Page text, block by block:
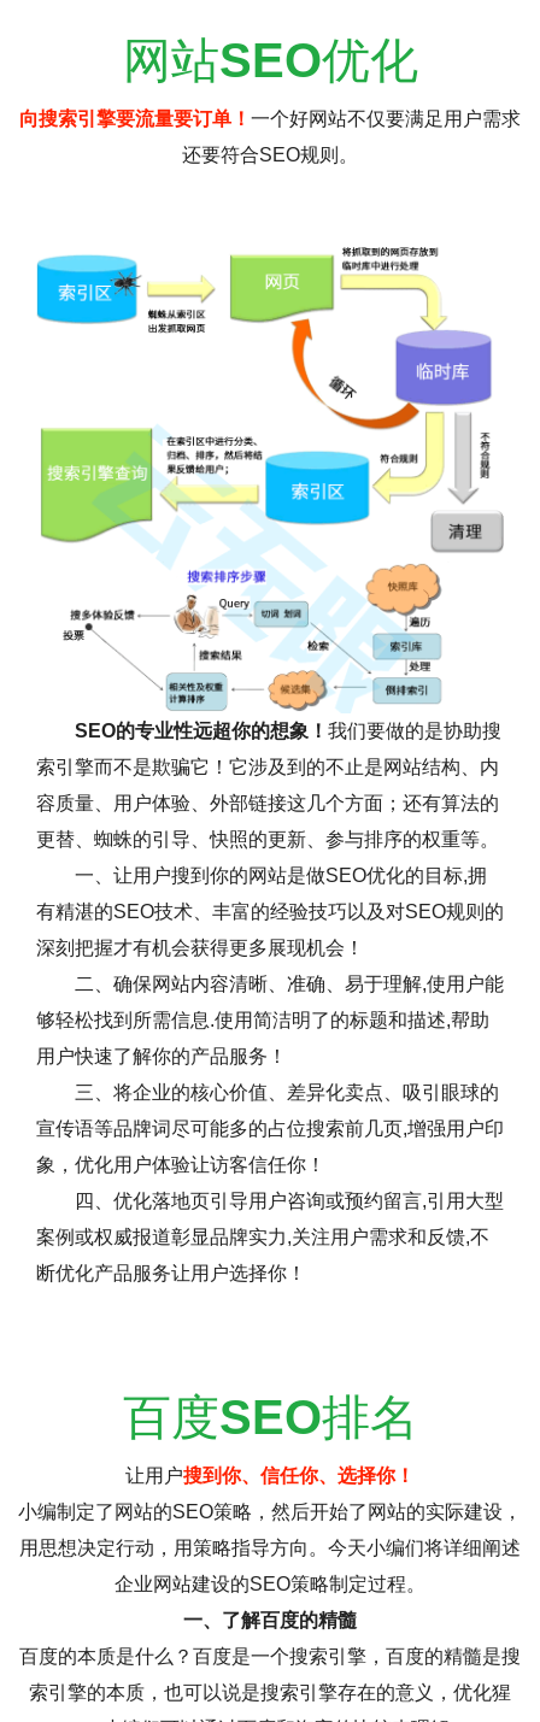
网站SEO优化
向搜索引擎要流量要订单！ 一个好网站不仅要满足用户需求
还要符合SEO规则。
SEO的专业性远超你的想象！ 我们要做的是协助搜
索引擎而不是欺骗它！它涉及到的不止是网站结构、内
容质量、用户体验、外部链接这几个方面；还有算法的
更替、蜘蛛的引导、快照的更新、参与排序的权重等。
一、让用户搜到你的网站是做SEO优化的目标,拥
有精湛的SEO技术、丰富的经验技巧以及对SEO规则的
深刻把握才有机会获得更多展现机会！
二、确保网站内容清晰、准确、易于理解,使用户能
够轻松找到所需信息.使用简洁明了的标题和描述,帮助
用户快速了解你的产品服务！
三、将企业的核心价值、差异化卖点、吸引眼球的
宣传语等品牌词尽可能多的占位搜索前几页,增强用户印
象，优化用户体验让访客信任你！
四、优化落地页引导用户咨询或预约留言,引用大型
案例或权威报道彰显品牌实力,关注用户需求和反馈,不
断优化产品服务让用户选择你！
百度SEO排名
让用户搜到你、信任你、选择你！
小编制定了网站的SEO策略，然后开始了网站的实际建设，
用思想决定行动，用策略指导方向。今天小编们将详细阐述
企业网站建设的SEO策略制定过程。
一、了解百度的精髓
百度的本质是什么？百度是一个搜索引擎，百度的精髓是搜
索引擎的本质，也可以说是搜索引擎存在的意义，优化猩